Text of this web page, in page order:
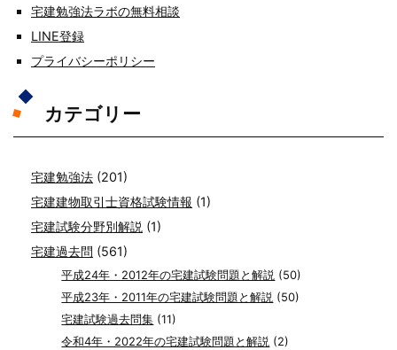
宅建勉強法ラボの無料相談
LINE登録
プライバシーポリシー
カテゴリー
宅建勉強法 (201)
宅建建物取引士資格試験情報 (1)
宅建試験分野別解説 (1)
宅建過去問 (561)
平成24年・2012年の宅建試験問題と解説 (50)
平成23年・2011年の宅建試験問題と解説 (50)
宅建試験過去問集 (11)
令和4年・2022年の宅建試験問題と解説 (2)